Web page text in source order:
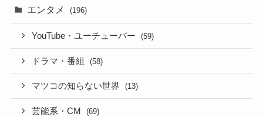
エンタメ (196)
YouTube・ユーチューバー (59)
ドラマ・番組 (58)
マツコの知らない世界 (13)
芸能系・CM (69)